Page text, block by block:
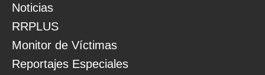
Noticias
RRPLUS
Monitor de Víctimas
Reportajes Especiales